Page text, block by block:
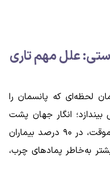
علل مهم تاری
لحظه‌ای که پانسمان را
انگار جهان پشت
لایه‌ای از مه پنهان شده است. این تاریِ موقت، در ۹۰ درصد بیماران
به‌خاطر پمادهای چرب،